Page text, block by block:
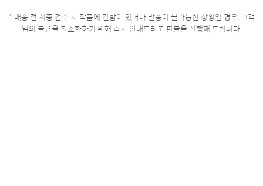
* 배송 전 최종 검수 시 작품에 결함이 있거나 발송이 불가능한 상황일 경우, 고객
님의 불편을 최소화하기 위해 즉시 안내드리고 환불을 진행해 드립니다.